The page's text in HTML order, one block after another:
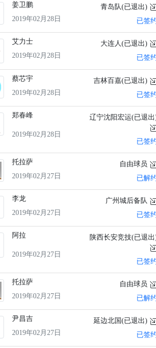
姜卫鹏
2019年02月28日
青岛队(已退出)
已签
艾力士
2019年02月28日
大连人(已退出)
已签
蔡芯宇
2019年02月28日
吉林百嘉(已退出)
已签
郑春峰
2019年02月28日
辽宁沈阳宏运(已退出
已签
托拉萨
2019年02月27日
自由球员
已解
李龙
2019年02月27日
广州城后备队
已签
阿拉
2019年02月27日
陕西长安竞技(已退出
已签
托拉萨
2019年02月27日
自由球员
已解
尹昌吉
2019年02月27日
延边北国(已退出)
已签